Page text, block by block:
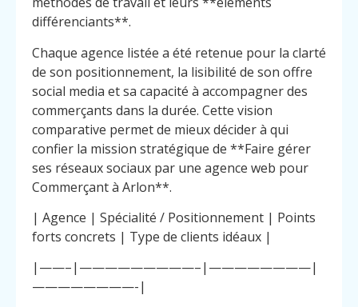
différenciants**.
Chaque agence listée a été retenue pour la clarté
de son positionnement, la lisibilité de son offre
social media et sa capacité à accompagner des
commerçants dans la durée. Cette vision
comparative permet de mieux décider à qui
confier la mission stratégique de **Faire gérer
ses réseaux sociaux par une agence web pour
Commerçant à Arlon**.
| Agence | Spécialité / Positionnement | Points
forts concrets | Type de clients idéaux |
|——–|—————————–|————————|
————————-|